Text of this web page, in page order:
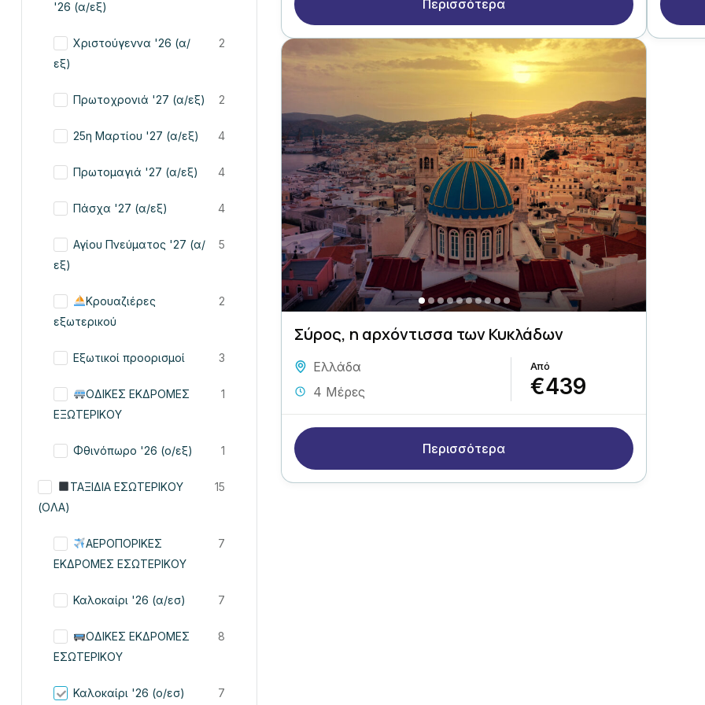
'26 (α/εξ)
Χριστούγεννα '26 (α/
εξ)
2
Πρωτοχρονιά '27 (α/εξ) 2
25η Μαρτίου '27 (α/εξ) 4
Πρωτομαγιά '27 (α/εξ) 4
Πάσχα '27 (α/εξ) 4
Αγίου Πνεύματος '27 (α/
εξ)
5
Κρουαζιέρες
εξωτερικού
2
Εξωτικοί προορισμοί 3
ΟΔΙΚΕΣ ΕΚΔΡΟΜΕΣ
ΕΞΩΤΕΡΙΚΟΥ
1
Φθινόπωρο '26 (ο/εξ) 1
ΤΑΞΙΔΙΑ ΕΣΩΤΕΡΙΚΟΥ
(ΟΛΑ)
15
ΑΕΡΟΠΟΡΙΚΕΣ
ΕΚΔΡΟΜΕΣ ΕΣΩΤΕΡΙΚΟΥ
7
Καλοκαίρι '26 (α/εσ) 7
ΟΔΙΚΕΣ ΕΚΔΡΟΜΕΣ
ΕΣΩΤΕΡΙΚΟΥ
8
Καλοκαίρι '26 (ο/εσ) 7
Περισσότερα
Σύρος, η αρχόντισσα των Κυκλάδων
Ελλάδα
4 Μέρες
€439
Περισσότερα